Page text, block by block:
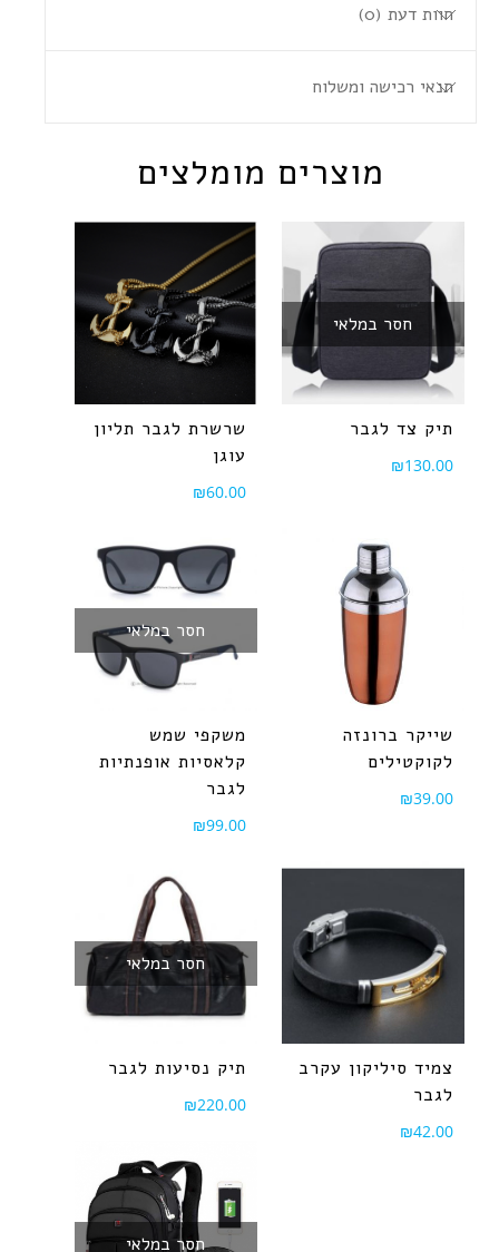
חוות דעת (0)
תנאי רכישה ומשלוח
מוצרים מומלצים
חסר במלאי
תיק צד לגבר
₪130.00
שרשרת לגבר תליון
עוגן
₪60.00
שייקר ברונזה
לקוקטילים
₪39.00
חסר במלאי
משקפי שמש
קלאסיות אופנתיות
לגבר
₪99.00
צמיד סיליקון עקרב
לגבר
₪42.00
חסר במלאי
תיק נסיעות לגבר
₪220.00
חסר במלאי